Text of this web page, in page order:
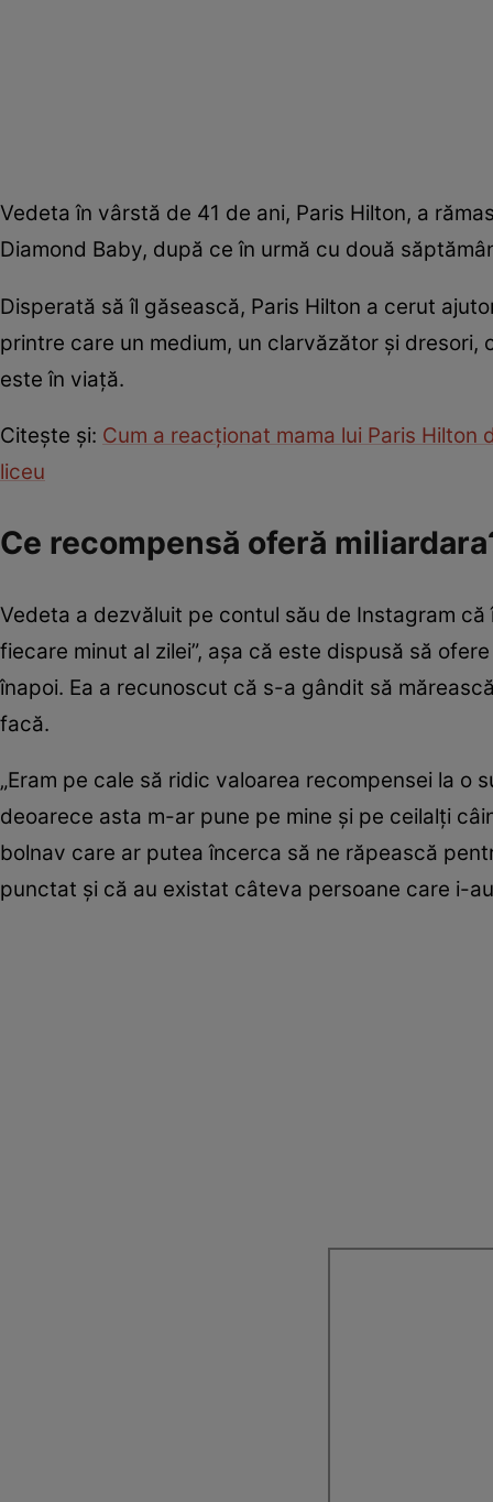
Vedeta în vârstă de 41 de ani, Paris Hilton, a
Diamond Baby, după ce în urmă cu două
Disperată să îl găsească, Paris Hilton a cerut
printre care un medium, un clarvăzător și
este în viață.
Citește și: Cum a reacționat mama lui Paris
liceu
Ce recompensă oferă
Vedeta a dezvăluit pe contul său de Instagram
fiecare minut al zilei”, așa că este dispusă să
înapoi. Ea a recunoscut că s-a gândit să
facă.
„Eram pe cale să ridic valoarea recompensei la
deoarece asta m-ar pune pe mine și pe ceilalți
bolnav care ar putea încerca să ne răpească
punctat și că au existat câteva persoane care i-